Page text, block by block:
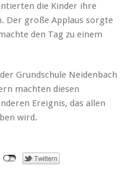
die Kinder ihre
Der große Applaus sorgte
den Tag zu einem
Grundschule Neidenbach
machten diesen
Ereignis, das allen
wird.